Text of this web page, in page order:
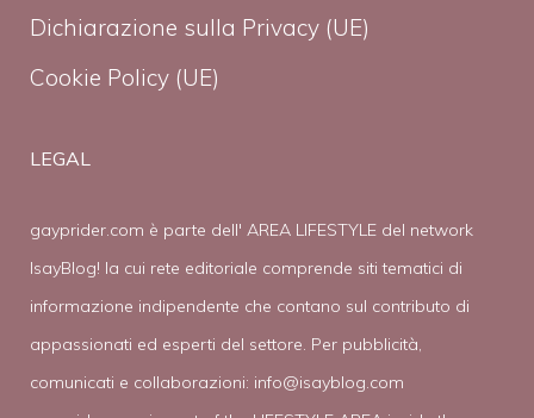
Dichiarazione sulla Privacy (UE)
Cookie Policy (UE)
LEGAL
gayprider.com è parte dell' AREA LIFESTYLE del network
IsayBlog! la cui rete editoriale comprende siti tematici di
informazione indipendente che contano sul contributo di
appassionati ed esperti del settore. Per pubblicità,
comunicati e collaborazioni: info@isayblog.com